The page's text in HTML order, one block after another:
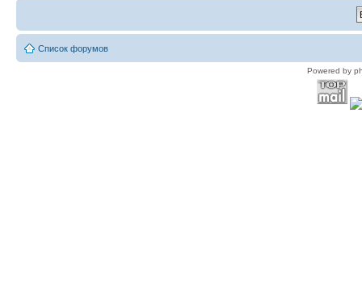
Список форумов
Powered by